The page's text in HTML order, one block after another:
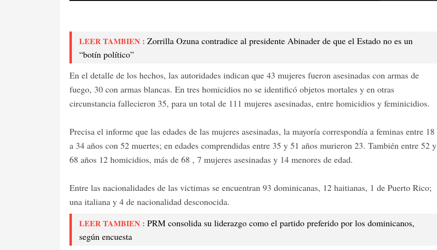
LEER TAMBIEN : Zorrilla Ozuna contradice al presidente Abinader de que el Estado no es un
“botín político”
En el detalle de los hechos, las autoridades indican que 43 mujeres fueron asesinadas con armas de
fuego, 30 con armas blancas. En tres homicidios no se identificó objetos mortales y en otras
circunstancia fallecieron 35, para un total de 111 mujeres asesinadas, entre homicidios y feminicidios.
Precisa el informe que las edades de las mujeres asesinadas, la mayoría correspondía a feminas entre 18
a 34 años con 52 muertes; en edades comprendidas entre 35 y 51 años murieron 23. También entre 52 y
68 años 12 homicidios, más de 68 , 7 mujeres asesinadas y 14 menores de edad.
Entre las nacionalidades de las victimas se encuentran 93 dominicanas, 12 haitianas, 1 de Puerto Rico;
una italiana y 4 de nacionalidad desconocida.
LEER TAMBIEN : PRM consolida su liderazgo como el partido preferido por los dominicanos,
según encuesta